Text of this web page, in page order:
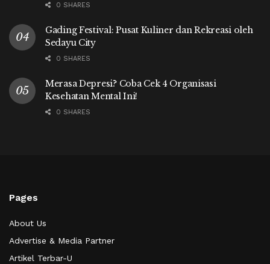
0 SHARES
Gading Festival: Pusat Kuliner dan Rekreasi oleh
Sedayu City
0 SHARES
Merasa Depresi? Coba Cek 4 Organisasi
Kesehatan Mental Ini!
0 SHARES
Pages
About Us
Advertise & Media Partner
Artikel Terbar-U